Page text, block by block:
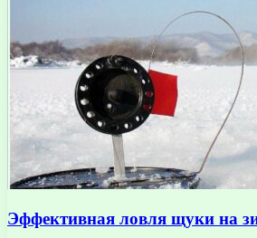
Эффективная ловля щуки на